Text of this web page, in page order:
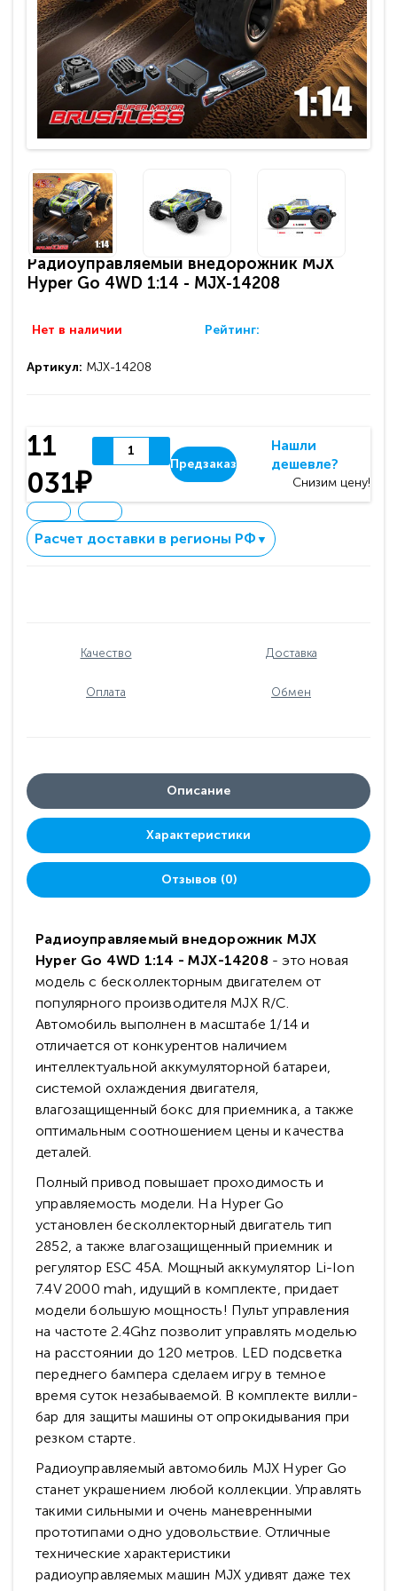
Радиоуправляемый внедорожник MJX
Hyper Go 4WD 1:14 - MJX-14208
Нет в наличии Рейтинг:
Артикул: MJX-14208
11
031₽
Предзаказ
Нашли
дешевле?
Снизим цену!
Расчет доставки в регионы РФ ▼
Качество Доставка
Оплата Обмен
Описание
Характеристики
Отзывов (0)
Радиоуправляемый внедорожник MJX
Hyper Go 4WD 1:14 - MJX-14208 - это новая
модель с бесколлекторным двигателем от
популярного производителя MJX R/C.
Автомобиль выполнен в масштабе 1/14 и
отличается от конкурентов наличием
интеллектуальной аккумуляторной батареи,
системой охлаждения двигателя,
влагозащищенный бокс для приемника, а также
оптимальным соотношением цены и качества
деталей.
Полный привод повышает проходимость и
управляемость модели. На Hyper Go
установлен бесколлекторный двигатель тип
2852, а также влагозащищенный приемник и
регулятор ESC 45А. Мощный аккумулятор Li-Ion
7.4V 2000 mah, идущий в комплекте, придает
модели большую мощность! Пульт управления
на частоте 2.4Ghz позволит управлять моделью
на расстоянии до 120 метров. LED подсветка
переднего бампера сделаем игру в темное
время суток незабываемой. В комплекте вилли-
бар для защиты машины от опрокидывания при
резком старте.
Радиоуправляемый автомобиль MJX Hyper Go
станет украшением любой коллекции. Управлять
такими сильными и очень маневренными
прототипами одно удовольствие. Отличные
технические характеристики
радиоуправляемых машин MJX удивят даже тех